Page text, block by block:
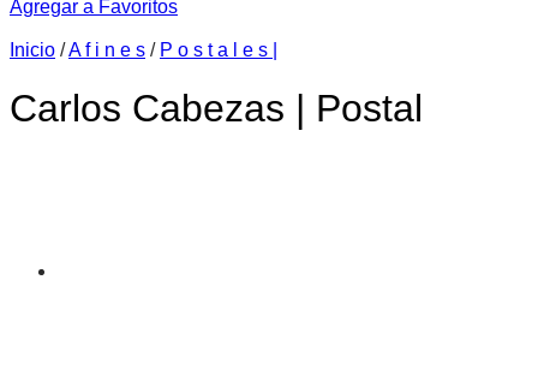
Agregar a Favoritos
Inicio /A f i n e s / P o s t a l e s |
Carlos Cabezas | Postal